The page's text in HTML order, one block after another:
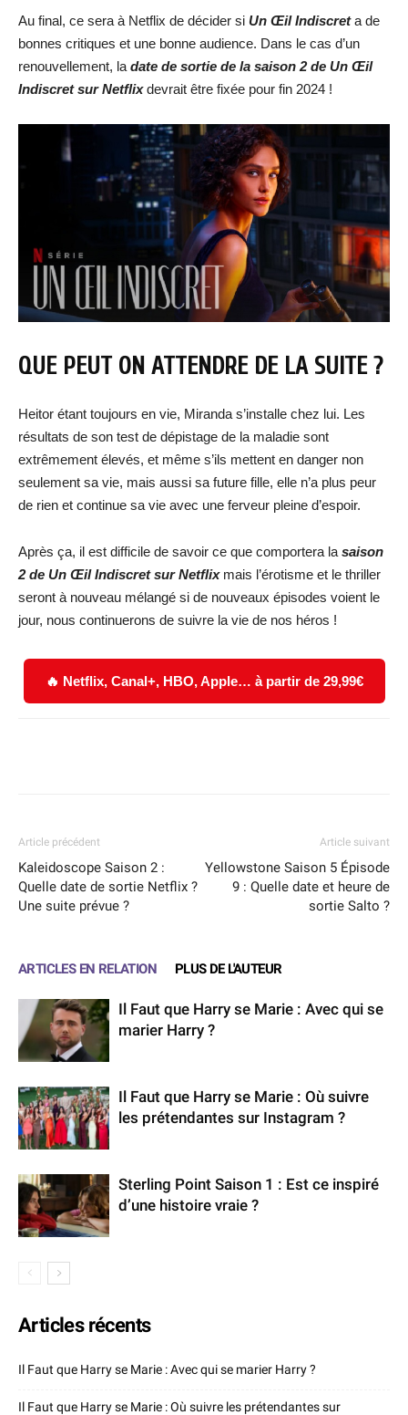
Au final, ce sera à Netflix de décider si Un Œil Indiscreta de
bonnes critiques et une bonne audience. Dans le cas d’un
renouvellement, la date de sortie de la saison 2 de Un Œil
Indiscret sur Netflixdevrait être fixée pour fin 2024 !
QUE PEUT ON ATTENDRE DE LA SUITE ?
Heitor étant toujours en vie, Miranda s’installe chez lui. Les
résultats de son test de dépistage de la maladie sont
extrêmement élevés, et même s’ils mettent en danger non
seulement sa vie, mais aussi sa future fille, elle n’a plus peur
de rien et continue sa vie avec une ferveur pleine d’espoir.
Après ça, il est difficile de savoir ce que comportera la saison
2 de Un Œil Indiscret sur Netflixmais l’érotisme et le thriller
seront à nouveau mélangé si de nouveaux épisodes voient le
jour, nous continuerons de suivre la vie de nos héros !
🔥 Netflix, Canal+, HBO, Apple… à partir de 29,99€
Article précédent
Kaleidoscope Saison 2 :
Quelle date de sortie Netflix ?
Une suite prévue ?
Article suivant
Yellowstone Saison 5 Épisode
9 : Quelle date et heure de
sortie Salto ?
ARTICLES EN RELATION PLUS DE L'AUTEUR
Il Faut que Harry se Marie : Avec qui se
marier Harry ?
Il Faut que Harry se Marie : Où suivre
les prétendantes sur Instagram ?
Sterling Point Saison 1 : Est ce inspiré
d’une histoire vraie ?
Articles récents
Il Faut que Harry se Marie : Avec qui se marier Harry ?
Il Faut que Harry se Marie : Où suivre les prétendantes sur